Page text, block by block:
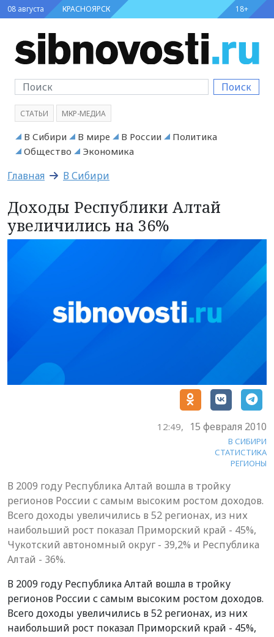
08 августа КРАСНОЯРСК 18+
Поиск
СТАТЬИ МКР-МЕДИА
В Сибири В мире В России
Политика
Общество
Экономика
Главная В Сибири
Доходы Республики Алтай
увеличились на 36%
12:49, 15 февраля 2010
В СИБИРИ
СТАТИСТИКА
РЕГИОНЫ
В 2009 году Республика Алтай вошла в тройку
регионов России с самым высоким ростом доходов.
Всего доходы увеличились в 52 регионах, из них
наибольший рост показал Приморский край - 45%,
Чукотский автономный округ - 39,2% и Республика
Алтай - 36%.
В 2009 году Республика Алтай вошла в тройку
регионов России с самым высоким ростом доходов.
Всего доходы увеличились в 52 регионах, из них
наибольший рост показал Приморский край - 45%,